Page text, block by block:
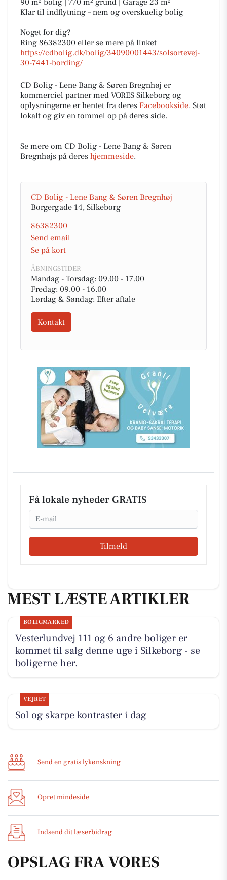
90 m² bolig | 770 m² grund | Garage 23 m²
Klar til indflytning – nem og overskuelig bolig
Noget for dig?
Ring 86382300 eller se mere på linket
https://cdbolig.dk/bolig/34090001443/solsortevej-
30-7441-bording/
CD Bolig - Lene Bang & Søren Bregnhøj er
kommerciel partner med VORES Silkeborg og
oplysningerne er hentet fra deres Facebookside. Støt
lokalt og giv en tommel op på deres side.
Se mere om CD Bolig - Lene Bang & Søren
Bregnhøjs på deres hjemmeside.
CD Bolig - Lene Bang & Søren Bregnhøj
Borgergade 14, Silkeborg
86382300
Send email
Se på kort
ÅBNINGSTIDER
Mandag - Torsdag: 09.00 - 17.00
Fredag: 09.00 - 16.00
Lørdag & Søndag: Efter aftale
Kontakt
Få lokale nyheder GRATIS
Email
Tilmeld
MEST LÆSTE ARTIKLER
BOLIGMARKED
Vesterlundvej 111 og 6 andre boliger er
kommet til salg denne uge i Silkeborg - se
boligerne her.
VEJRET
Sol og skarpe kontraster i dag
Send en gratis lykønskning
Opret mindeside
Indsend dit læserbidrag
OPSLAG FRA VORES